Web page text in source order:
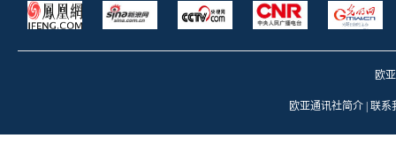
欧
欧亚通讯社简介 联系